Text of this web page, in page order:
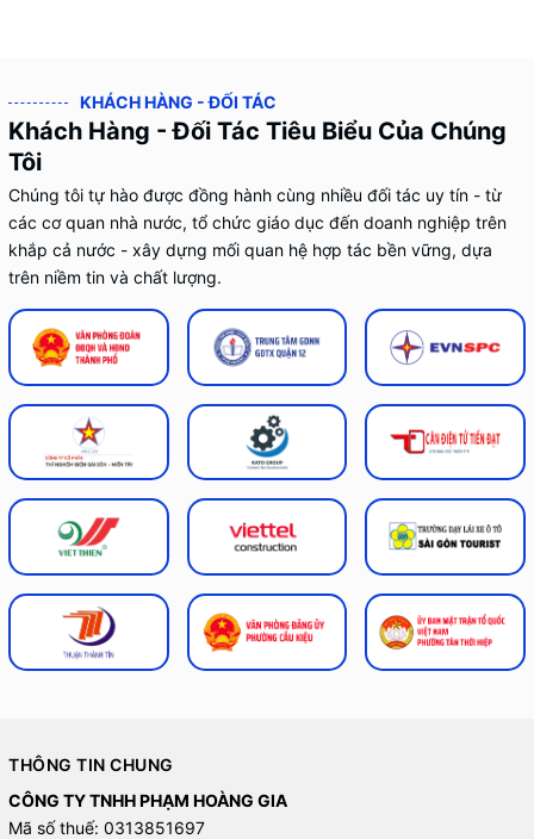
KHÁCH HÀNG - ĐỐI TÁC
Khách Hàng - Đối Tác Tiêu Biểu Của Chúng
Tôi
Chúng tôi tự hào được đồng hành cùng nhiều đối tác uy tín - từ
các cơ quan nhà nước, tổ chức giáo dục đến doanh nghiệp trên
khắp cả nước - xây dựng mối quan hệ hợp tác bền vững, dựa
trên niềm tin và chất lượng.
THÔNG TIN CHUNG
CÔNG TY TNHH PHẠM HOÀNG GIA
Mã số thuế: 0313851697